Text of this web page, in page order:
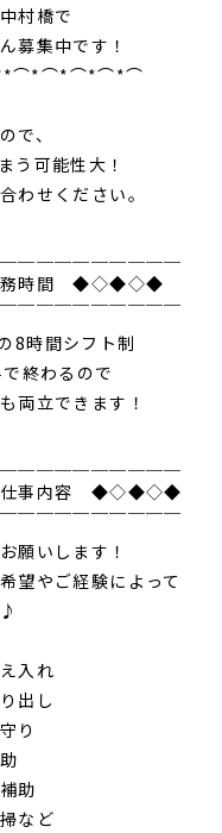
村橋で
募集中です！
で、
う可能性大！
わせください。
時間 ◆◇◆◇◆
￣￣￣￣￣￣￣￣￣
8時間シフト制
終わるので
両立できます！
事内容 ◆◇◆◇◆
￣￣￣￣￣￣￣￣￣
願いします！
望やご経験によって
入れ
出し
り
助
など